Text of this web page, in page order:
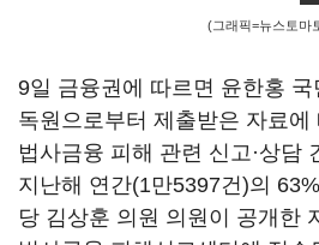
(그래픽=뉴스토마
9일 금융권에 따르면 윤한홍
독원으로부터 제출받은 자료에
법사금융 피해 관련 신고·상담
지난해 연간(1만5397건)의
당 김상훈 의원 의원이 공개한